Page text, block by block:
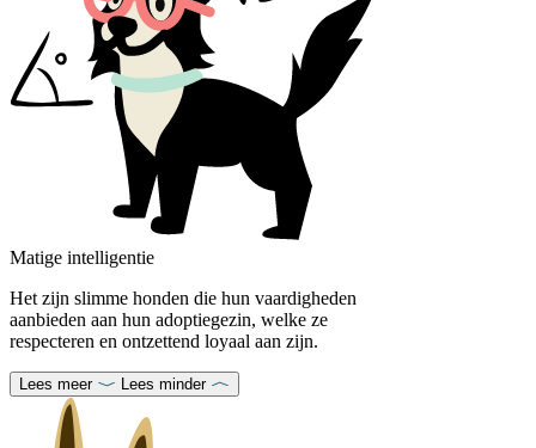
Matige intelligentie
Het zijn slimme honden die hun vaardigheden
aanbieden aan hun adoptiegezin, welke ze
respecteren en ontzettend loyaal aan zijn.
Lees meer Lees minder